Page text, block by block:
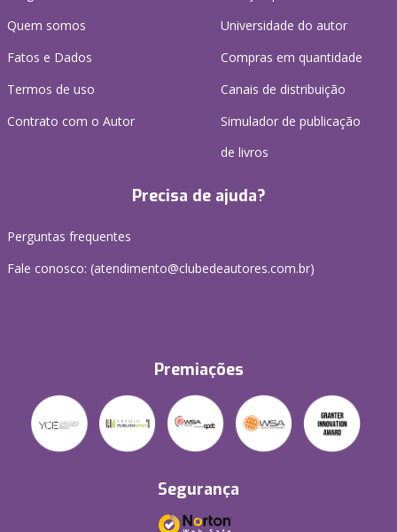
Quem somos
Fatos e Dados
Termos de uso
Contrato com o Autor
Universidade do autor
Compras em quantidade
Canais de distribuição
Simulador de publicação
de livros
Precisa de ajuda?
Perguntas frequentes
Fale conosco: (atendimento@clubedeautores.com.br)
Premiações
Segurança